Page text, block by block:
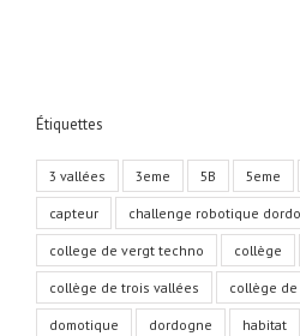
Étiquettes
3 vallées 3eme 5B 5eme
capteur challenge robotique
college de vergt techno collège
collège de trois vallées collège
domotique dordogne habitat